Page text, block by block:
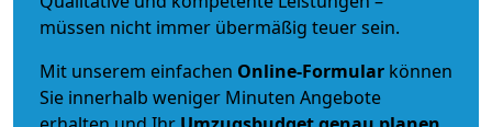
müssen nicht immer übermäßig teuer sein.
Mit unserem einfachen Online-Formular können
Sie innerhalb weniger Minuten Angebote